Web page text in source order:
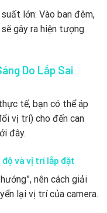
lớn: Vào ban đêm,
gây ra hiện tượng
Do Lắp Sai
tế, bạn có thể áp
vị trí) cho đến can
đây.
và vị trí lắp đặt
nên cách giải
lại vị trí của camera.